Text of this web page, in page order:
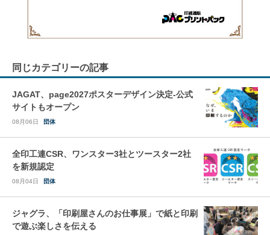
同じカテゴリーの記事
JAGAT、page2027ポスターデザイン決定-公式
サイトもオープン
08月06日 団体
全印工連CSR、ワンスター3社とツースター2社
を新規認定
08月04日 団体
ジャグラ、「印刷屋さんのお仕事展」で紙と印刷
で遊ぶ楽しさを伝える